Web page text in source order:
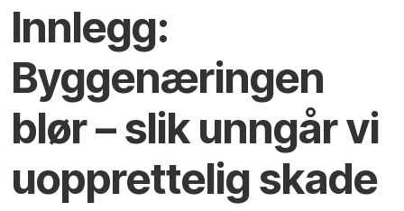
Innlegg:
Byggenæringen
blør – slik unngår vi
uopprettelig skade